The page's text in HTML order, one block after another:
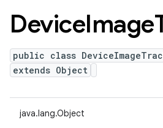
DeviceImage
public class
extends Object
java.lang.Object